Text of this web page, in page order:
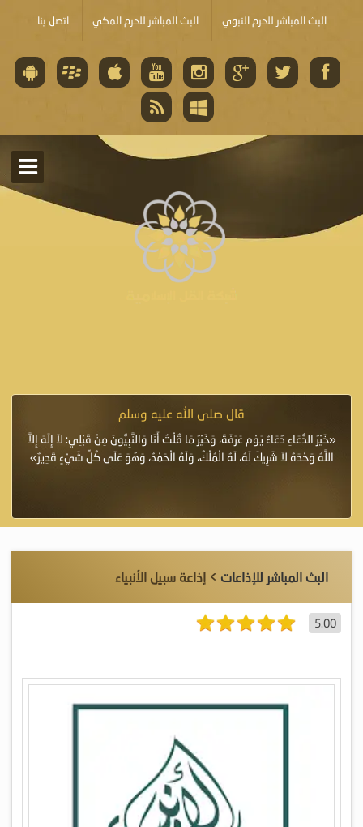
البث المباشر للحرم النبوي البث المباشر للحرم المكي اتصل بنا
قال صلى الله عليه وسلم
«خَيْرُ الدُّعَاءِ دُعَاءُ يَوْمِ عَرَفَةَ، وَخَيْرُ مَا قُلْتُ أَنَا وَالنَّبِيُّونَ مِنْ قَبْلِي: لاَ إِلَهَ إِلاَّ
اللَّهُ وَحْدَهُ لاَ شَرِيكَ لَهُ، لَهُ الْمُلْكُ، وَلَهُ الْحَمْدُ، وَهُوَ عَلَى كُلِّ شَيْءٍ قَدِيرٌ»
البث المباشر للإذاعات > إذاعة سبيل الأنبياء
5.00